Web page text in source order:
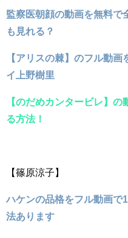
監察医朝顔の動画を無料で
も見れる？
【アリスの棘】のフル動
イ上野樹里
【のだめカンタービレ】
る方法！
【篠原涼子】
ハケンの品格をフル動画で
法あります